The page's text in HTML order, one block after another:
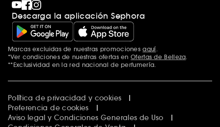
Día del Padre
Premio Sephora
Día de la Madre
Calendario Adviento
Singles' Day
Black Friday
Cyber Monday
Descarga la aplicación Sephora
Marcas excluidas de nuestras promocionesaquí.
*Ver condiciones de nuestras ofertas en Ofertas de Belleza.
**Exclusividad en la red nacional de perfumería.
Política de privacidad y cookies
Preferencia de cookies
Aviso legal y Condiciones Generales de Uso